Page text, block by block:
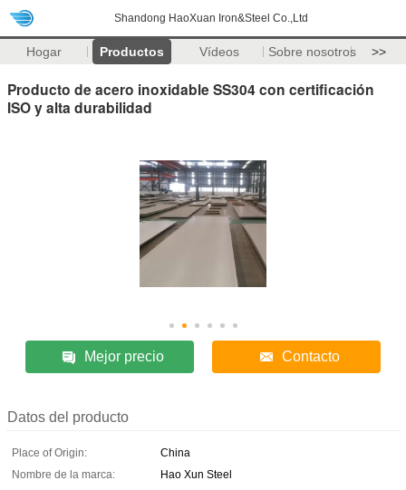
Shandong HaoXuan Iron&Steel Co.,Ltd
Hogar Productos Vídeos Sobre nosotros >>
Producto de acero inoxidable SS304 con certificación
ISO y alta durabilidad
Mejor precio Contacto
Datos del producto
Place of Origin:
China
Nombre de la marca:
Hao Xun Steel